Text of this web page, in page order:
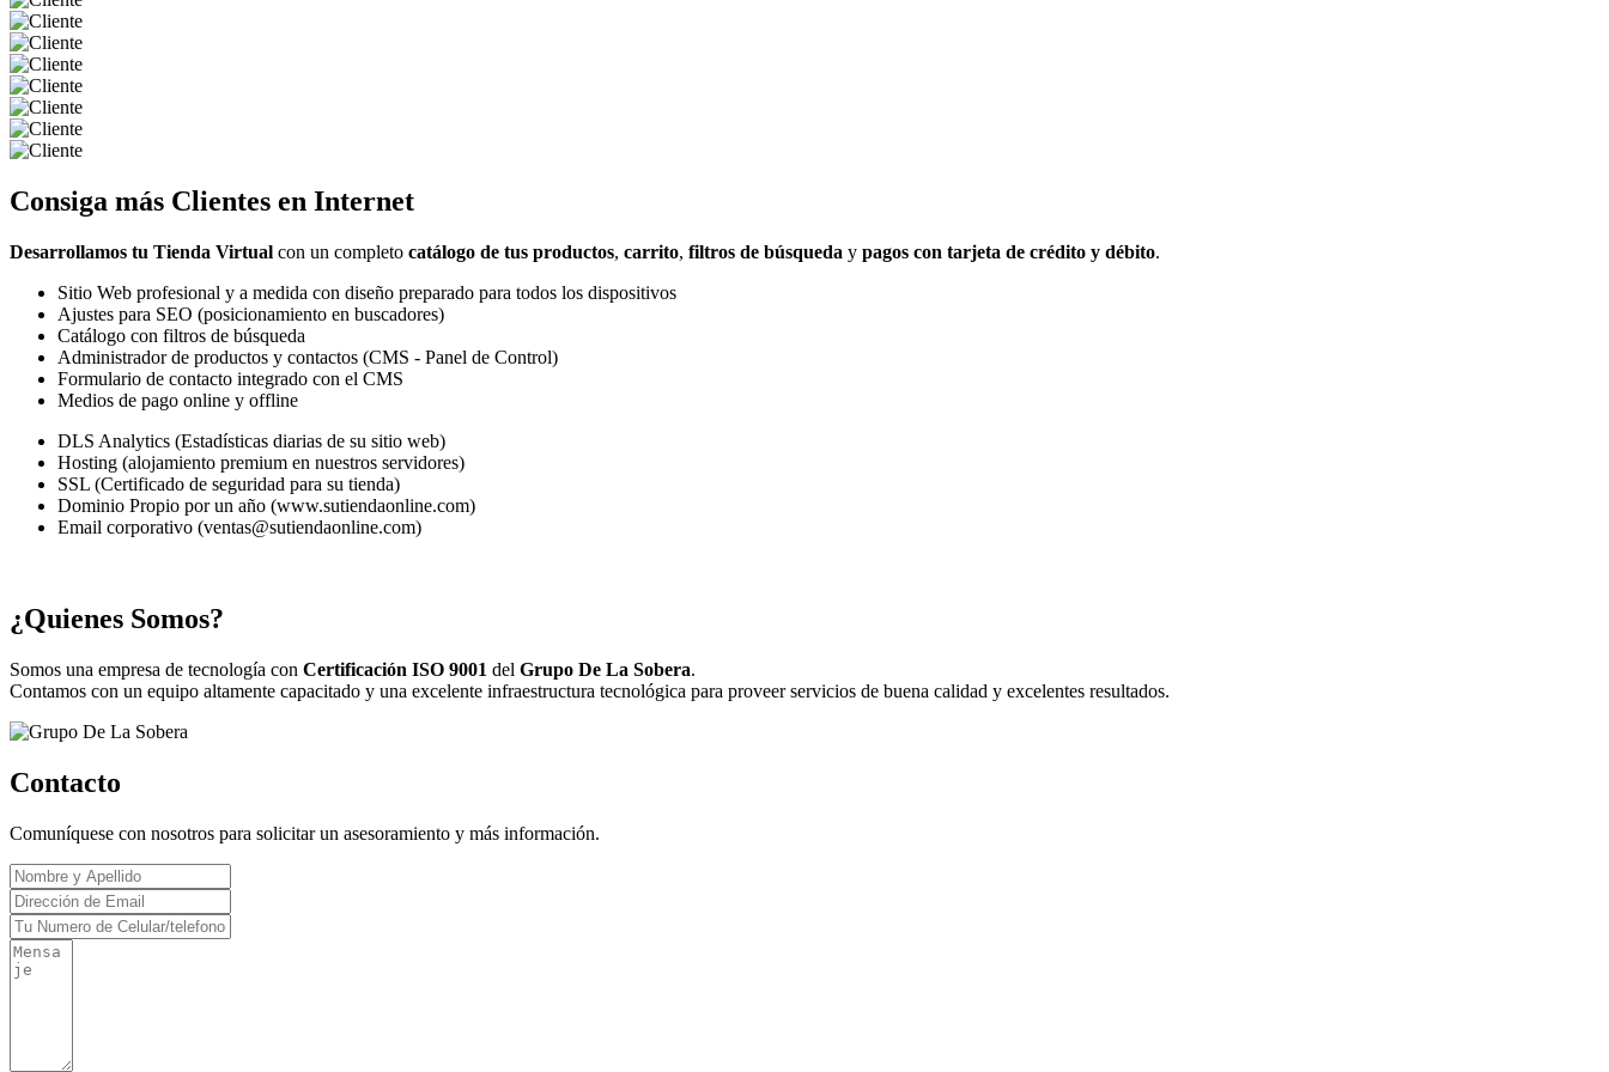
Consiga más Clientes en Internet
Desarrollamos tu Tienda Virtual con un completo catálogo de tus productos, carrito, filtros de búsqueda y pagos con tarjeta de crédito y débito.
Sitio Web profesional y a medida con diseño preparado para todos los dispositivos
Ajustes para SEO (posicionamiento en buscadores)
Catálogo con filtros de búsqueda
Administrador de productos y contactos (CMS - Panel de Control)
Formulario de contacto integrado con el CMS
Medios de pago online y offline
DLS Analytics (Estadísticas diarias de su sitio web)
Hosting (alojamiento premium en nuestros servidores)
SSL (Certificado de seguridad para su tienda)
Dominio Propio por un año (www.sutiendaonline.com)
Email corporativo (ventas@sutiendaonline.com)
¿Quienes Somos?
Somos una empresa de tecnología con Certificación ISO 9001 del Grupo De La Sobera.
Contamos con un equipo altamente capacitado y una excelente infraestructura tecnológica para proveer servicios de buena calidad y excelentes resultados.
Contacto
Comuníquese con nosotros para solicitar un asesoramiento y más información.